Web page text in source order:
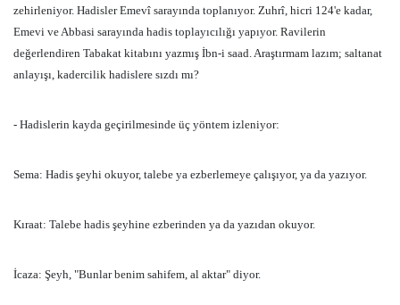
zehirleniyor. Hadisler Emevî sarayında toplanıyor. Zuhrî, hicri 124'e kadar,
Emevi ve Abbasi sarayında hadis toplayıcılığı yapıyor. Ravilerin
değerlendiren Tabakat kitabını yazmış İbn-i saad. Araştırmam lazım; saltanat
anlayışı, kadercilik hadislere sızdı mı?
- Hadislerin kayda geçirilmesinde üç yöntem izleniyor:
Sema: Hadis şeyhi okuyor, talebe ya ezberlemeye çalışıyor, ya da yazıyor.
Kıraat: Talebe hadis şeyhine ezberinden ya da yazıdan okuyor.
İcaza: Şeyh, "Bunlar benim sahifem, al aktar" diyor.